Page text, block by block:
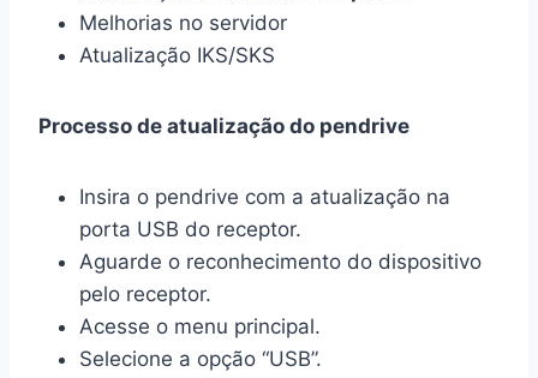
Melhorias no servidor
Atualização IKS/SKS
Processo de atualização do pendrive
Insira o pendrive com a atualização na
porta USB do receptor.
Aguarde o reconhecimento do dispositivo
pelo receptor.
Acesse o menu principal.
Selecione a opção “USB”.